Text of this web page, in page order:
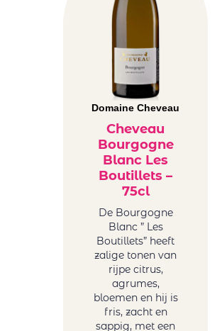
Domaine Cheveau
Cheveau
Bourgogne
Blanc Les
Boutillets –
75cl
De Bourgogne
Blanc ” Les
Boutillets” heeft
zalige tonen van
rijpe citrus,
agrumes,
bloemen en hij is
fris, zacht en
sappig, met een